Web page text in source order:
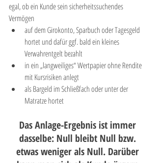
egal, ob ein Kunde sein sicherheitssuchendes
Vermögen
auf dem Girokonto, Sparbuch oder Tagesgeld
hortet und dafür ggf. bald ein kleines
Verwahrentgelt bezahlt
in ein „langweiliges“ Wertpapier ohne Rendite
mit Kursrisiken anlegt
als Bargeld im Schließfach oder unter der
Matratze hortet
Das Anlage-Ergebnis ist immer
dasselbe: Null bleibt Null bzw.
etwas weniger als Null. Darüber